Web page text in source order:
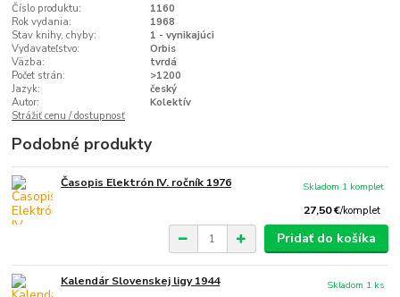
Číslo produktu:
1160
Rok vydania:
1968
Stav knihy, chyby:
1 - vynikajúci
Vydavateľstvo:
Orbis
Väzba:
tvrdá
Počet strán:
>1200
Jazyk:
český
Autor:
Kolektív
Strážiť cenu / dostupnosť
Podobné produkty
Časopis Elektrón IV. ročník 1976
27,50 €/komplet
Skladom 1 komplet
Pridať do košíka
Kalendár Slovenskej ligy 1944
Skladom 1 ks